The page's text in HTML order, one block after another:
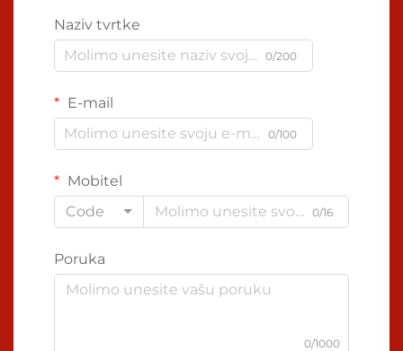
Naziv tvrtke
0/200
E-mail
0/100
Mobitel
Code
0/16
Poruka
0/1000